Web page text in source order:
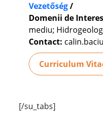
Vezetőség/
Domenii de
mediu;
Contact:
Curriculum
[/su_tabs]